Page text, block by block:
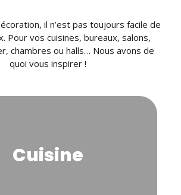
il n’est pas toujours facile de
Pour vos cuisines, bureaux, salons,
chambres ou halls… Nous avons de
quoi vous inspirer !
Cuisine